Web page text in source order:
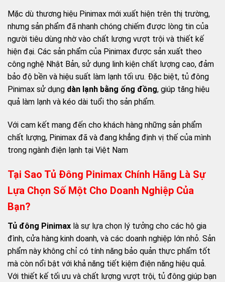
Mặc dù thương hiệu Pinimax mới xuất hiện trên thị trường,
nhưng sản phẩm đã nhanh chóng chiếm được lòng tin của
người tiêu dùng nhờ vào chất lượng vượt trội và thiết kế
hiện đại. Các sản phẩm của Pinimax được sản xuất theo
công nghệ Nhật Bản, sử dụng linh kiện chất lượng cao, đảm
bảo độ bền và hiệu suất làm lạnh tối ưu. Đặc biệt, tủ đông
Pinimax sử dụng dàn lạnh bằng ống đồng, giúp tăng hiệu
quả làm lạnh và kéo dài tuổi thọ sản phẩm.​
Với cam kết mang đến cho khách hàng những sản phẩm
chất lượng, Pinimax đã và đang khẳng định vị thế của mình
trong ngành điện lạnh tại Việt Nam
Tại Sao Tủ Đông Pinimax Chính Hãng Là Sự
Lựa Chọn Số Một Cho Doanh Nghiệp Của
Bạn?
Tủ đông Pinimax là sự lựa chọn lý tưởng cho các hộ gia
đình, cửa hàng kinh doanh, và các doanh nghiệp lớn nhỏ. Sản
phẩm này không chỉ có tính năng bảo quản thực phẩm tốt
mà còn nổi bật với khả năng tiết kiệm điện năng hiệu quả.
Với thiết kế tối ưu và chất lượng vượt trội, tủ đông giúp bạn